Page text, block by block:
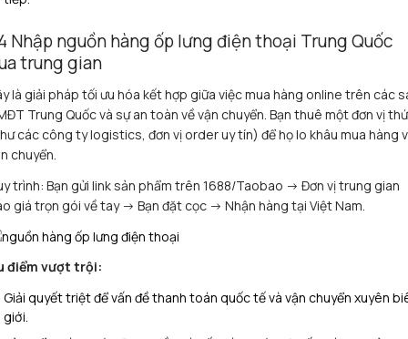
Nhập nguồn hàng ốp lưng điện thoại Trung Quốc
trung gian
là giải pháp tối ưu hóa kết hợp giữa việc mua hàng online trên các
Trung Quốc và sự an toàn về vận chuyển. Bạn thuê một đơn vị
các công ty logistics, đơn vị order uy tín) để họ lo khâu mua hàng
chuyển.
trình: Bạn gửi link sản phẩm trên 1688/Taobao -> Đơn vị trung gian
giá trọn gói về tay -> Bạn đặt cọc -> Nhận hàng tại Việt Nam.
điểm vượt trội:
Giải quyết triệt để vấn đề thanh toán quốc tế và vận chuyển xuyên
giới.